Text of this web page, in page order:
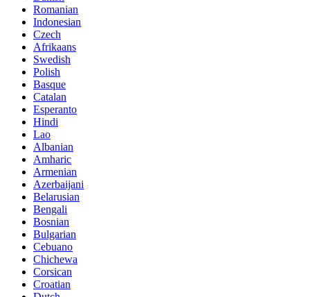
Romanian
Indonesian
Czech
Afrikaans
Swedish
Polish
Basque
Catalan
Esperanto
Hindi
Lao
Albanian
Amharic
Armenian
Azerbaijani
Belarusian
Bengali
Bosnian
Bulgarian
Cebuano
Chichewa
Corsican
Croatian